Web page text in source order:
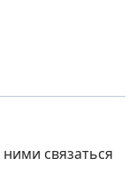
связаться